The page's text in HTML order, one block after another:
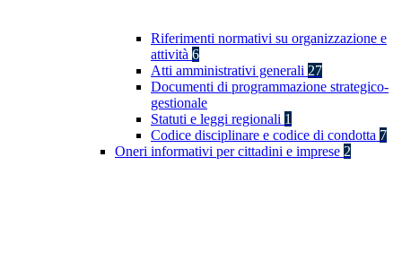
Riferimenti normativi su organizzazione e
attività 6
Atti amministrativi generali 27
Documenti di programmazione strategico-
gestionale
Statuti e leggi regionali 1
Codice disciplinare e codice di condotta 7
Oneri informativi per cittadini e imprese 2